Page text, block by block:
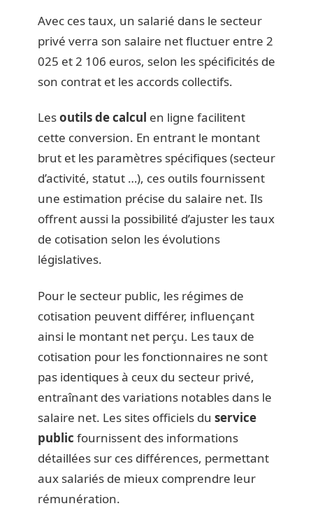
Avec ces taux, un salarié dans le secteur
privé verra son salaire net fluctuer entre 2
025 et 2 106 euros, selon les spécificités de
son contrat et les accords collectifs.
Lesoutils de calcul en ligne facilitent
cette conversion. En entrant le montant
brut et les paramètres spécifiques (secteur
d’activité, statut …), ces outils fournissent
une estimation précise du salaire net. Ils
offrent aussi la possibilité d’ajuster les taux
de cotisation selon les évolutions
législatives.
Pour le secteur public, les régimes de
cotisation peuvent différer, influençant
ainsi le montant net perçu. Les taux de
cotisation pour les fonctionnaires ne sont
pas identiques à ceux du secteur privé,
entraînant des variations notables dans le
salaire net. Les sites officiels du service
public fournissent des informations
détaillées sur ces différences, permettant
aux salariés de mieux comprendre leur
rémunération.